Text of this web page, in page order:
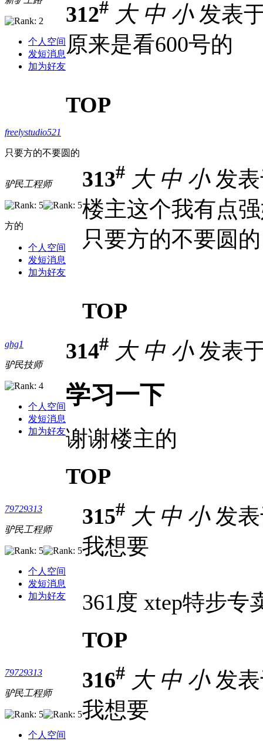
个人空间
发短消息
加为好友
312# 大 中 小发表
原来是看600号的
TOP
freelystudio521
只要方的不要圆的
驴民工程师
方的
个人空间
发短消息
加为好友
313# 大 中 小发表
楼主这个我有点
只要方的不要圆
TOP
ghg1
驴民技师
个人空间
发短消息
加为好友
314# 大 中 小发表
学习一下
谢谢楼主的
TOP
79729313
驴民工程师
个人空间
发短消息
加为好友
315# 大 中 小发表
我想要
361度 xtep特步专
TOP
79729313
驴民工程师
个人空间
316# 大 中 小发表
我想要